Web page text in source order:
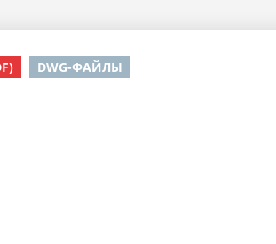
DWG-ФАЙЛЫ